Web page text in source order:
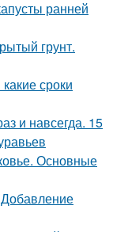
ранней
грунт.
сроки
и навсегда. 15
Основные